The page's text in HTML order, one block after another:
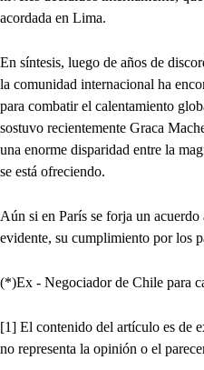
acordada en Lima.
En síntesis, luego de años de
la comunidad internacional ha
para combatir el calentamiento
sostuvo recientemente Graca
una enorme disparidad entre la
se está ofreciendo.
Aún si en París se forja un
evidente, su cumplimiento por los
(*)Ex - Negociador de Chile para
[1] El contenido del artículo es de
no representa la opinión o el